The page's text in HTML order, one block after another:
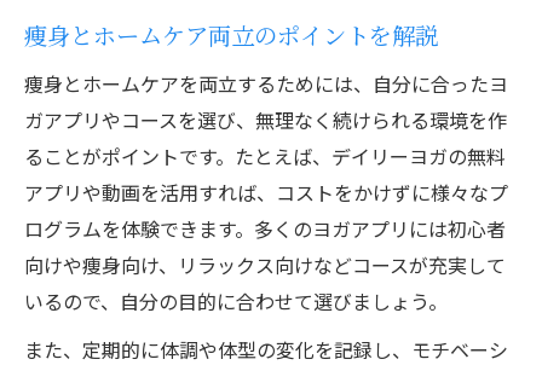
痩身とホームケア両立のポイントを解説
痩身とホームケアを両立するためには、自分に合ったヨ
ガアプリやコースを選び、無理なく続けられる環境を作
ることがポイントです。たとえば、デイリーヨガの無料
アプリや動画を活用すれば、コストをかけずに様々なプ
ログラムを体験できます。多くのヨガアプリには初心者
向けや痩身向け、リラックス向けなどコースが充実して
いるので、自分の目的に合わせて選びましょう。
また、定期的に体調や体型の変化を記録し、モチベーシ